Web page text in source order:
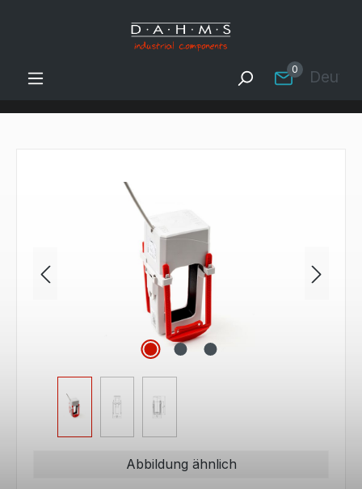
Zum Hauptinhalt springen
0
Bildergalerie überspringen
Abbildung ähnlich